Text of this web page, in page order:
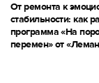
От ремонта к
стабильности: как
программа «На
перемен» от